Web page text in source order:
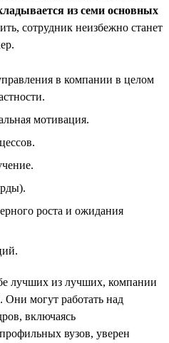
из семи основных
сотрудник неизбежно станет
в компании в целом
мотивация.
роста и ожидания
лучших из лучших, компании
Они могут работать над
включаясь
вузов, уверен